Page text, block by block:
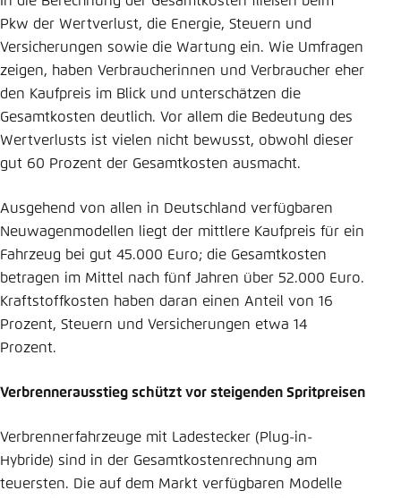
Pkw der Wertverlust, die Energie, Steuern und
Versicherungen sowie die Wartung ein. Wie Umfragen
zeigen, haben Verbraucherinnen und Verbraucher eher
den Kaufpreis im Blick und unterschätzen die
Gesamtkosten deutlich. Vor allem die Bedeutung des
Wertverlusts ist vielen nicht bewusst, obwohl dieser
gut 60 Prozent der Gesamtkosten ausmacht.
Ausgehend von allen in Deutschland verfügbaren
Neuwagenmodellen liegt der mittlere Kaufpreis für ein
Fahrzeug bei gut 45.000 Euro; die Gesamtkosten
betragen im Mittel nach fünf Jahren über 52.000 Euro.
Kraftstoffkosten haben daran einen Anteil von 16
Prozent, Steuern und Versicherungen etwa 14
Prozent.
Verbrennerausstieg schützt vor steigenden Spritpreisen
Verbrennerfahrzeuge mit Ladestecker (Plug-in-
Hybride) sind in der Gesamtkostenrechnung am
teuersten. Die auf dem Markt verfügbaren Modelle